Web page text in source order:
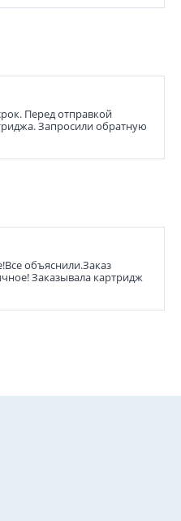
Перед отправкой
Запросили обратную
объяснили.Заказ
Заказывала картридж